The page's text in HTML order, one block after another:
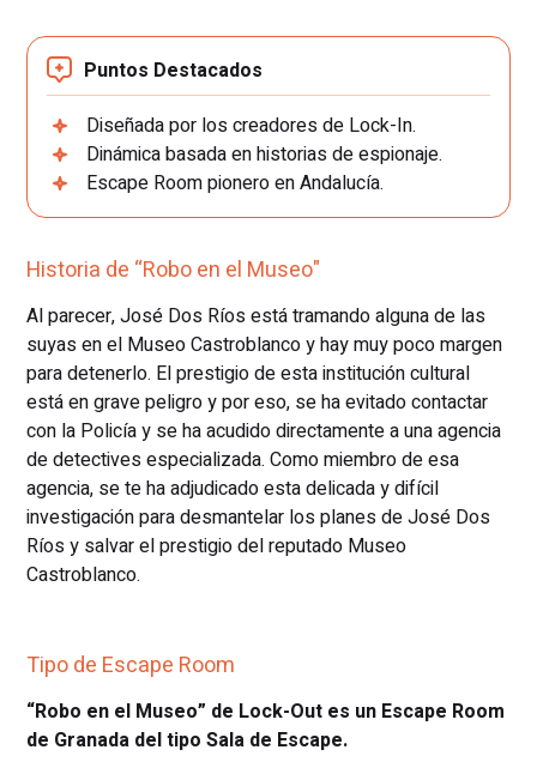
Puntos Destacados
Diseñada por los creadores de Lock-In.
Dinámica basada en historias de espionaje.
Escape Room pionero en Andalucía.
Historia de “Robo en el Museo"
Al parecer, José Dos Ríos está tramando alguna de las
suyas en el Museo Castroblanco y hay muy poco margen
para detenerlo. El prestigio de esta institución cultural
está en grave peligro y por eso, se ha evitado contactar
con la Policía y se ha acudido directamente a una agencia
de detectives especializada. Como miembro de esa
agencia, se te ha adjudicado esta delicada y difícil
investigación para desmantelar los planes de José Dos
Ríos y salvar el prestigio del reputado Museo
Castroblanco.
Tipo de Escape Room
“Robo en el Museo” de Lock-Out es un Escape Room
de Granada del tipo Sala de Escape.